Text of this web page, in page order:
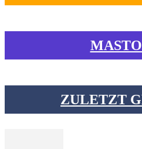
ZULETZT